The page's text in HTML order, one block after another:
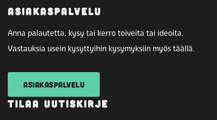
ASIAKASPALVELU
Anna palautetta, kysy tai kerro toiveita tai ideoita.
Vastauksia usein kysyttyihin kysymyksiin myös täällä.
ASIAKASPALVELU
TILAA UUTISKIRJE